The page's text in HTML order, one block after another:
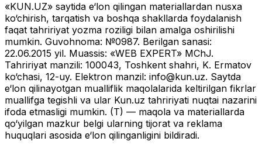
«KUN.UZ» saytida e‘lon qilingan materiallardan nusxa
ko‘chirish, tarqatish va boshqa shakllarda foydalanish
faqat tahririyat yozma roziligi bilan amalga oshirilishi
mumkin. Guvohnoma: №0987. Berilgan sanasi:
22.06.2015 yil. Muassis: «WEB EXPERT» MChJ.
Tahririyat manzili: 100043, Toshkent shahri, K. Ermatov
ko‘chasi, 12-uy. Elektron manzil: info@kun.uz. Saytda
e‘lon qilinayotgan mualliflik maqolalarida keltirilgan fikrlar
muallifga tegishli va ular Kun.uz tahririyati nuqtai nazarini
ifoda etmasligi mumkin. (T) — maqola va materiallarda
qo‘yilgan mazkur belgi ularning tijorat va reklama
huquqlari asosida e‘lon qilinganligini bildiradi.